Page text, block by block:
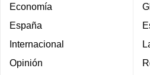
Economía
España
Internacional
Opinión